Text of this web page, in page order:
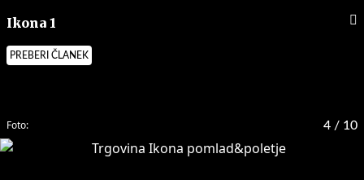
Ikona 1
PREBERI ČLANEK
4 / 10
Foto: